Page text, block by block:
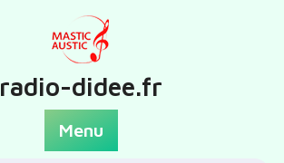
radio-didee.fr
Menu